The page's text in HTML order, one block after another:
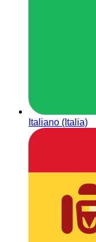
Italiano (Italia)